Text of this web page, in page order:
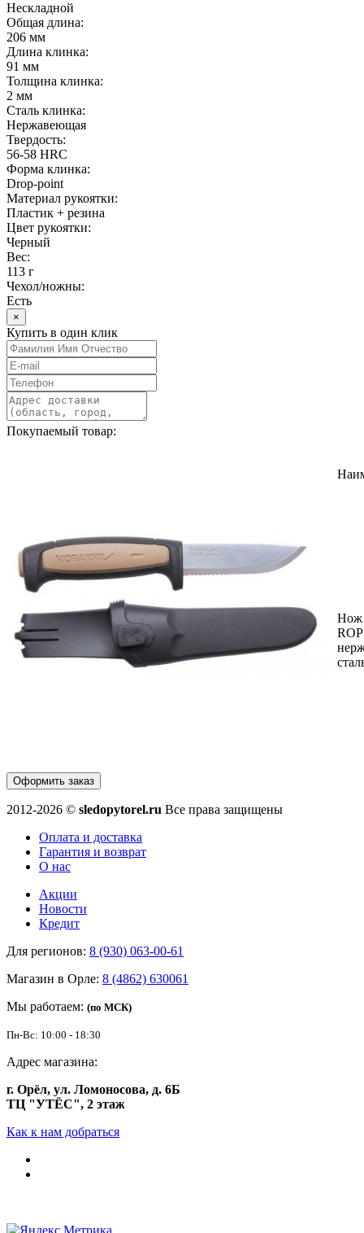
Нескладной
Общая длина:
206 мм
Длина клинка:
91 мм
Толщина клинка:
2 мм
Сталь клинка:
Нержавеющая
Твердость:
56-58 HRC
Форма клинка:
Drop-point
Материал рукоятки:
Пластик + резина
Цвет рукоятки:
Черный
Вес:
113 г
Чехол/ножны:
Есть
×
Купить в один клик
Покупаемый товар:
Нож
Оформить заказ
2012-2026 © sledopytorel.ru Все права защищены
Оплата и доставка
Гарантия и возврат
О нас
Акции
Новости
Кредит
Для регионов: 8 (930) 063-00-61
Магазин в Орле: 8 (4862) 630061
Мы работаем: (по МСК)
Пн-Вс: 10:00 - 18:30
Адрес магазина:
г. Орёл, ул. Ломоносова, д. 6Б
ТЦ "УТЁС", 2 этаж
Как к нам добраться